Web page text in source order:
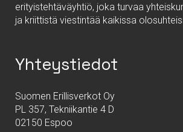
erityistehtäväyhtiö, joka turvaa
ja kriittistä viestintää kaikissa
Yhteystiedot
Suomen Erillisverkot Oy
PL 357, Tekniikantie 4 D
02150 Espoo